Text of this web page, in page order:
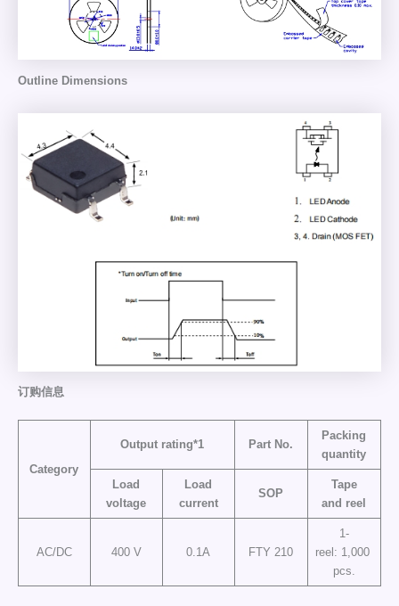
Outline Dimensions
订购信息
Category
Output rating*1 Part No.
Packing
quantity
Load
voltage
Load
current
SOP
Tape
and reel
AC/DC 400 V 0.1A FTY 210
1-
reel: 1,000
pcs.